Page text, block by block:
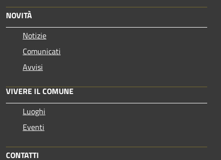
NOVITÀ
Notizie
Comunicati
Avvisi
VIVERE IL COMUNE
Luoghi
Eventi
CONTATTI